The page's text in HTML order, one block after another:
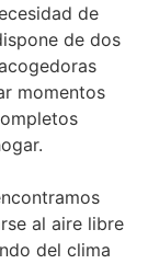
de
de dos
momentos
al aire libre
del clima